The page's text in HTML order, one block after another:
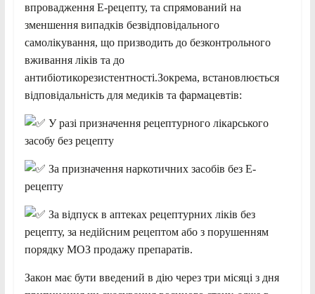
впровадження Е-рецепту, та спрямований на
зменшення випадків безвідповідального
самолікування, що призводить до безконтрольного
вживання ліків та до
антибіотикорезистентності.Зокрема, встановлюється
відповідальність для медиків та фармацевтів:
У разі призначення рецептурного лікарського
засобу без рецепту
За призначення наркотичних засобів без Е-
рецепту
За відпуск в аптеках рецептурних ліків без
рецепту, за недійсним рецептом або з порушенням
порядку МОЗ продажу препаратів.
Закон має бути введений в дію через три місяці з дня